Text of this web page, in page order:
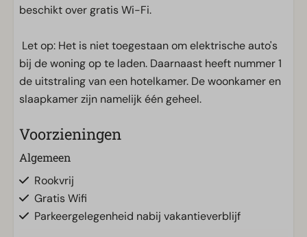
beschikt over gratis Wi-Fi.
Let op: Het is niet toegestaan om elektrische auto's
bij de woning op te laden. Daarnaast heeft nummer 1
de uitstraling van een hotelkamer. De woonkamer en
slaapkamer zijn namelijk één geheel.
Voorzieningen
Algemeen
Rookvrij
Gratis Wifi
Parkeergelegenheid nabij vakantieverblijf